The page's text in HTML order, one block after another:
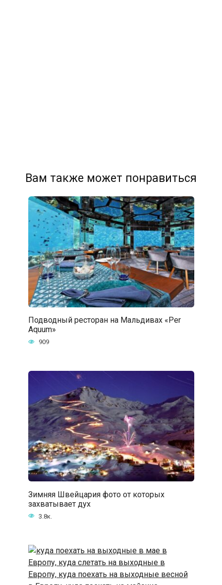
Вам также может понравиться
Подводный ресторан на Мальдивах «Per
Aquum»
909
Зимняя Швейцария фото от которых
захватывает дух
3.8к.